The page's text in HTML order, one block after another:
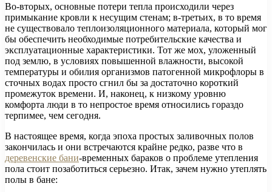
Во-вторых, основные потери тепла происходили через
примыкание кровли к несущим стенам; в-третьих, в то время
не существовало теплоизоляционного материала, который мог
бы обеспечить необходимые потребительские качества и
эксплуатационные характеристики. Тот же мох, уложенный
под землю, в условиях повышенной влажности, высокой
температуры и обилия организмов патогенной микрофлоры в
сточных водах просто сгнил бы за достаточно короткий
промежуток времени. И, наконец, к низкому уровню
комфорта люди в то непростое время относились гораздо
терпимее, чем сегодня.
В настоящее время, когда эпоха простых заливочных полов
закончилась и они встречаются крайне редко, разве что в
деревенские бани-временных бараков о проблеме утепления
пола стоит позаботиться серьезно. Итак, зачем нужно утеплять
полы в бане: